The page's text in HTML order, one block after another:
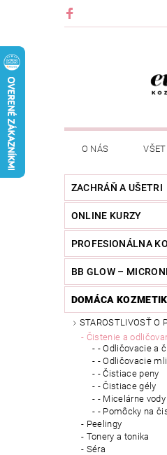
O NÁS
ZACHRÁŇ A UŠETRI
ONLINE KURZY
PROFESIONÁLNA
BB GLOW –
DOMÁCA
STAROSTLIVOSŤ O
Čistenie a
- Odličovacie a
- Odličovacie
- Čistiace peny
- Čistiace gély
- Micelárne vody
- Pomôcky na
Peelingy
Tonery a tonika
Séra